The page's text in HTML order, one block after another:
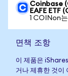
Coinbase
EAFE ETF
1 COINon
면책 조항
이 제품은
거나 제휴한 것이